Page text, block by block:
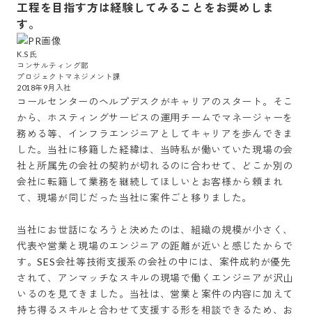
工程を目指す方は経験してみることをお奨めしま
す。
K.S氏
コンサルティング部
プロジェクトマネジメント課
コールセンターのヘルプデスクがキャリアのスタート。そこ
から、ホスティングサービスの運用チームでマネージャーを
務める等、インフラエンジニアとしてキャリアを歩んできま
した。当社に移籍した経緯は、当時私が働いていた現場の会
社と所属先の会社の契約が切れるのに合わせて、どこか別の
会社に転籍して業務を継続してほしいとお客様から頼まれ
て、現場が同じだった当社に案件ごと移りました。
当社にお世話になろうと決めたのは、組織の規模が小さく、
代表や営業と現場のエンジニアの距離が近いと感じたからで
す。SES会社等技術支援系の会社の中には、案件成約が優先
されて、アンマッチなスキルの現場で働くエンジニアが沢山
いるのを見てきました。当社は、営業と案件の内容に加えて
持ち得るスキルと合わせて支援する形を相談できるため、お